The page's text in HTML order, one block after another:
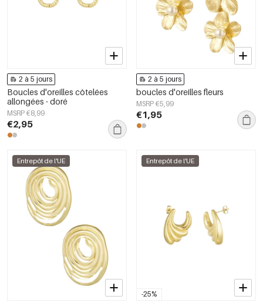
2 à 5 jours
Boucles d'oreilles côtelées
allongées - doré
MSRP €8,99
€2,95
2 à 5 jours
boucles d'oreilles fleurs
MSRP €5,99
€1,95
Entrepôt de l'UE
-25%
Entrepôt de l'UE